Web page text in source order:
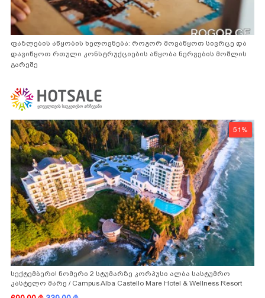
ფაზლების აწყობის ხელოვნება: როგორ მოვაწყოთ სივრცე და
დავიწყოთ რთული კონსტრუქციების აწყობა ნერვების მოშლის
გარეშე
51%
სექტემბერი! ნომერი 2 სტუმარზე კორპუსი ალბა სასტუმრო
კასტელო მარე / Campus Alba Castello Mare Hotel & Wellness Resort